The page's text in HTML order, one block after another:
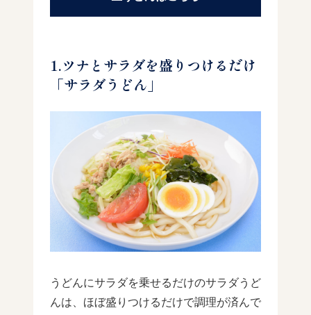
1.ツナとサラダを盛りつけるだけ
「サラダうどん」
うどんにサラダを乗せるだけのサラダうど
んは、ほぼ盛りつけるだけで調理が済んで